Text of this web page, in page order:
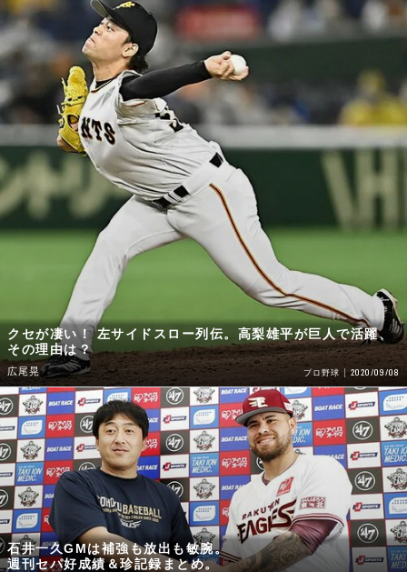
クセが凄い！ 左サイドスロー列伝。高梨雄平が巨人で活躍、
その理由は？
広尾晃 プロ野球 2020/09/08
石井一久GMは補強も放出も敏腕。
週刊セパ好成績＆珍記録まとめ。